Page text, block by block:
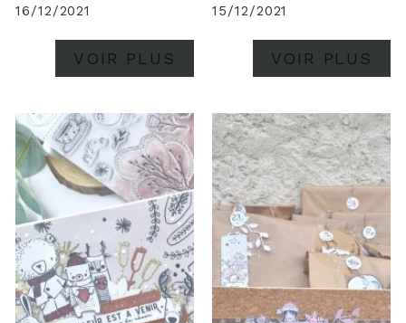
16/12/2021
VOIR PLUS
15/12/2021
VOIR PLUS